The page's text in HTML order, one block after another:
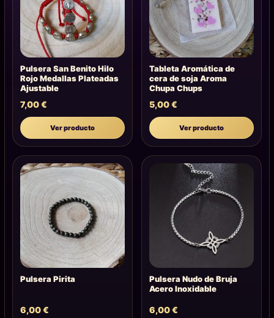
Pulsera San Benito Hilo
Rojo Medallas Plateadas
Ajustable
7,00€
Ver producto
Tableta Aromática de
cera de soja Aroma
Chupa Chups
5,00€
Ver producto
Pulsera Pirita
6,00€
Pulsera Nudo de Bruja
Acero Inoxidable
6,00€